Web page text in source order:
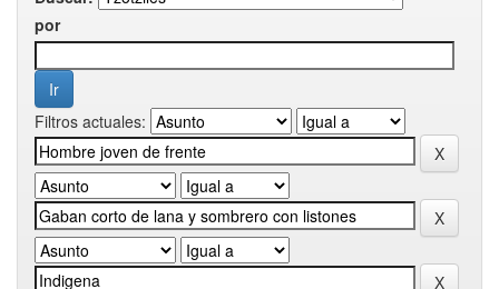
por
Filtros actuales: